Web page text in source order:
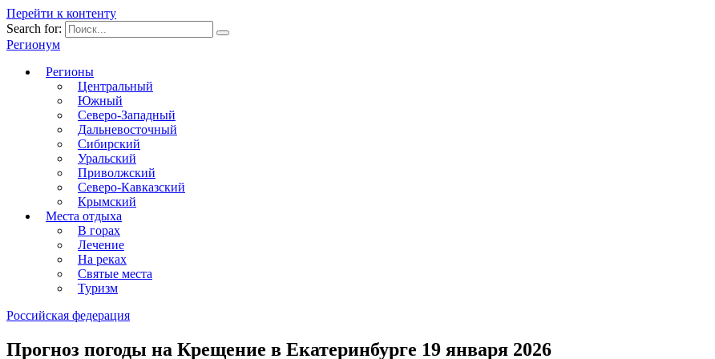
Перейти к контенту
Search for:
Регионум
Регионы
Центральный
Южный
Северо-Западный
Дальневосточный
Сибирский
Уральский
Приволжский
Северо-Кавказский
Крымский
Места отдыха
В горах
Лечение
На реках
Святые места
Туризм
Российская федерация
Прогноз погоды на Крещение в Екатеринбурге 19 января 2026